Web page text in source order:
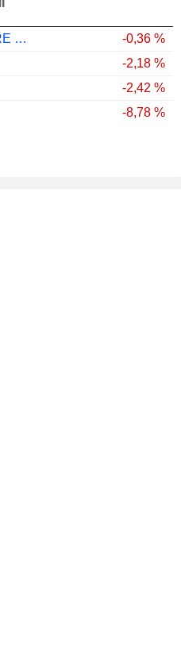
COMPAGNIE FINANCIERE RICHEMONT
-0,36 %
-2,18 %
-2,42 %
-8,78 %